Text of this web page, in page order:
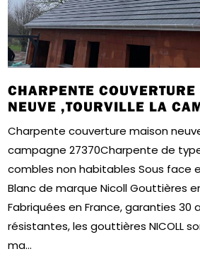
CHARPENTE
NEUVE ,TOURVILLE LA
Charpente couverture maison
campagne 27370Charpente de
combles non habitables Sous face
Blanc de marque Nicoll Gouttières en
Fabriquées en France, garanties 30
résistantes, les gouttières NICOLL
ma...